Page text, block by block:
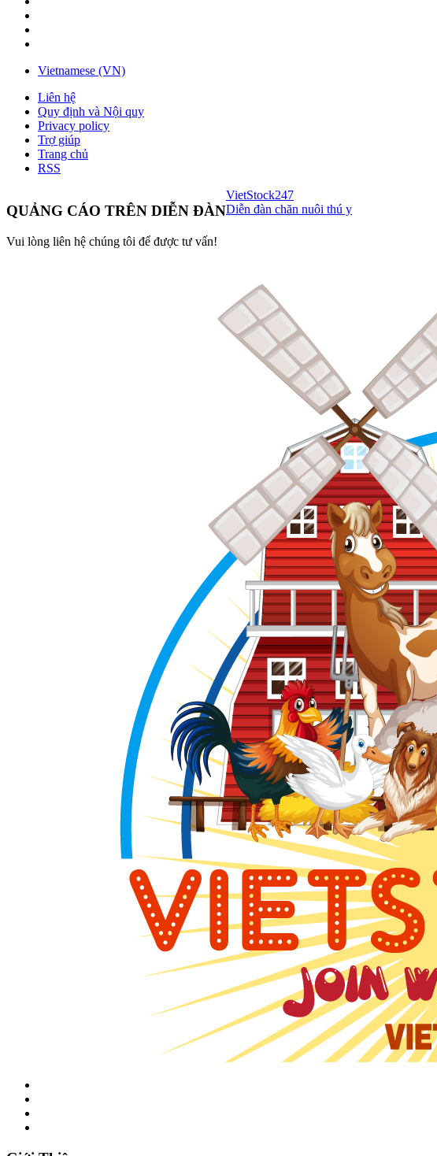
Vietnamese (VN)
Liên hệ
Quy định và Nội quy
Privacy policy
Trợ giúp
Trang chủ
RSS
QUẢNG CÁO TRÊN DIỄN ĐÀN
Vui lòng liên hệ chúng tôi để được tư vấn!
VietStock247
Diễn đàn chăn nuôi thú y